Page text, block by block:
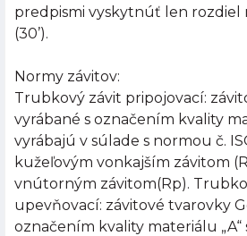
predpismi vyskytnúť len rozdiel
(30’).
Normy závitov:
Trubkový závit pripojovací:
vyrábané s označením kvality
vyrábajú v súlade s normou č.
kužeľovým vonkajším závitom
vnútorným závitom(Rp).
upevňovací: závitové tvarovky
označením kvality materiálu „A“